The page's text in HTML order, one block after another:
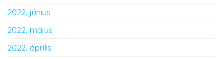
2022. június
2022. május
2022. április